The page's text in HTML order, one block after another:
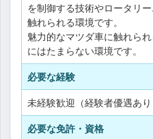
を制御する技術やロータリ
触れられる環境です。
魅力的なマツダ車に触れら
にはたまらない環境です。
必要な経験
未経験歓迎（経験者優遇あり
必要な免許・資格